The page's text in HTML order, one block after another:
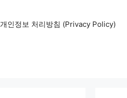
개인정보 처리방침 (Privacy Policy)